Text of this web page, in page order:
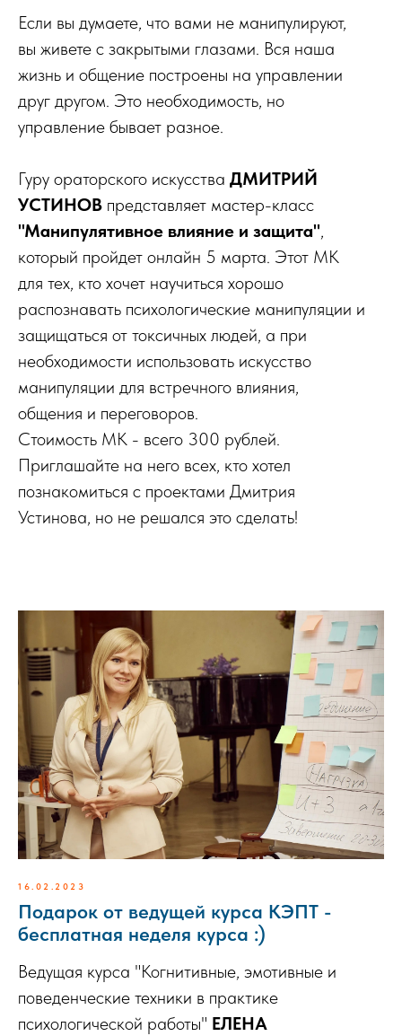
Если вы думаете, что вами не манипулируют,
вы живете с закрытыми глазами. Вся наша
жизнь и общение построены на управлении
друг другом. Это необходимость, но
управление бывает разное.
Гуру ораторского искусства ДМИТРИЙ
УСТИНОВ представляет мастер-класс
"Манипулятивное влияние и защита",
который пройдет онлайн 5 марта. Этот МК
для тех, кто хочет научиться хорошо
распознавать психологические манипуляции и
защищаться от токсичных людей, а при
необходимости использовать искусство
манипуляции для встречного влияния,
общения и переговоров.
Стоимость МК - всего 300 рублей.
Приглашайте на него всех, кто хотел
познакомиться с проектами Дмитрия
Устинова, но не решался это сделать!
16.02.2023
Подарок от ведущей курса КЭПТ -
бесплатная неделя курса :)
Ведущая курса "Когнитивные, эмотивные и
поведенческие техники в практике
психологической работы" ЕЛЕНА